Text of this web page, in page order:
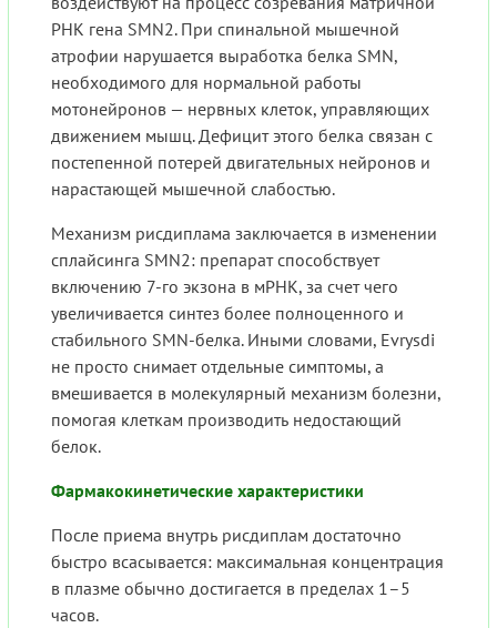
РНК гена SMN2. При спинальной мышечной
атрофии нарушается выработка белка SMN,
необходимого для нормальной работы
мотонейронов — нервных клеток, управляющих
движением мышц. Дефицит этого белка связан с
постепенной потерей двигательных нейронов и
нарастающей мышечной слабостью.
Механизм рисдиплама заключается в изменении
сплайсинга SMN2: препарат способствует
включению 7-го экзона в мРНК, за счет чего
увеличивается синтез более полноценного и
стабильного SMN-белка. Иными словами, Evrysdi
не просто снимает отдельные симптомы, а
вмешивается в молекулярный механизм болезни,
помогая клеткам производить недостающий
белок.
Фармакокинетические характеристики
После приема внутрь рисдиплам достаточно
быстро всасывается: максимальная концентрация
в плазме обычно достигается в пределах 1–5
часов.